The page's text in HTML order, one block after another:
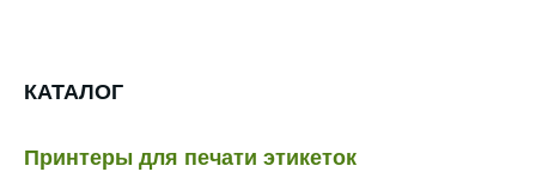
КАТАЛОГ
Принтеры для печати этикеток